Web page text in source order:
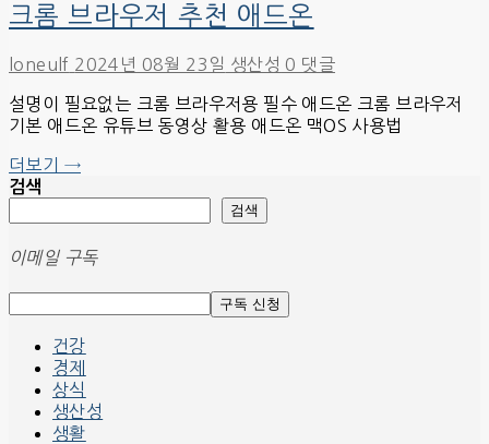
크롬 브라우저 추천 애드온
loneulf 2024년 08월 23일 생산성 0 댓글
설명이 필요없는 크롬 브라우저용 필수 애드온 크롬 브라우저
기본 애드온 유튜브 동영상 활용 애드온 맥OS 사용법
더보기 →
검색
검색
이메일 구독
건강
경제
상식
생산성
생활